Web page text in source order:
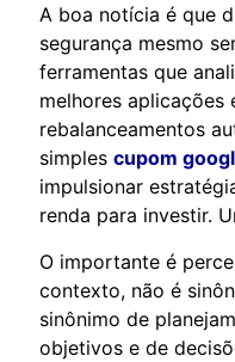
A boa notícia é que
segurança mesmo
ferramentas que
melhores aplicações
rebalanceamentos
simples cupom
impulsionar
renda para investir.
O importante é
contexto, não é
sinônimo de
objetivos e de